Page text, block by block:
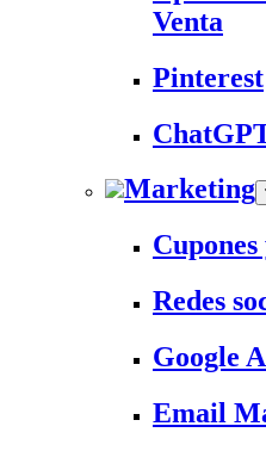
Venta
Pinterest
Marketing
Redes
Google
Email